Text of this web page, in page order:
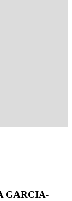
GARCIA-